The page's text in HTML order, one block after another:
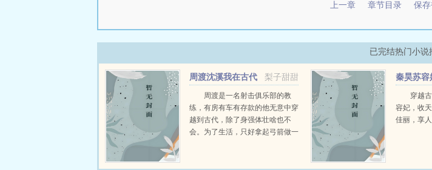
上一章 章节目录 保
已完结热门小说
梨子甜甜
周渡沈溪我在古代
当猎户小说免费在线阅读
周渡是一名射击俱乐部的教
练，有房有车有存款的他无意中穿
越到古代，除了身强体壮啥也不
会。为了生活，只好拿起弓箭做一
只野兔，不会做（失望）第三天周
秦昊苏容
强昏君
穿越
容妃，收
佳丽，享